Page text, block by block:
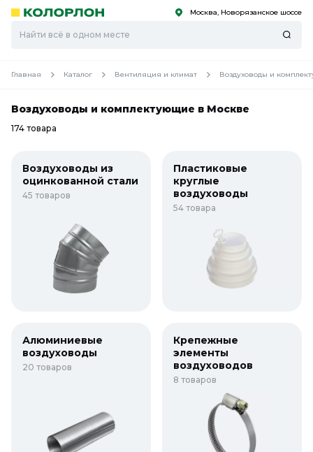
Скоро
Скоро Москва, Новорязанское шоссе
Главная Каталог Вентиляция и климат Воздуховоды и
Воздуховоды и комплектующие в Москве
174 товара
Воздуховоды из
оцинкованной стали
45 товаров
Пластиковые
круглые
воздуховоды
54 товара
Алюминиевые
воздуховоды
20 товаров
Крепежные
элементы
воздуховодов
8 товаров